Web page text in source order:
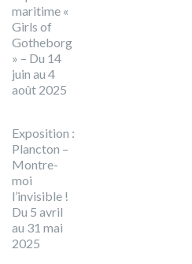
maritime «
Girls of
Gotheborg
» – Du 14
juin au 4
août 2025
Exposition :
Plancton –
Montre-
moi
l’invisible !
Du 5 avril
au 31 mai
2025